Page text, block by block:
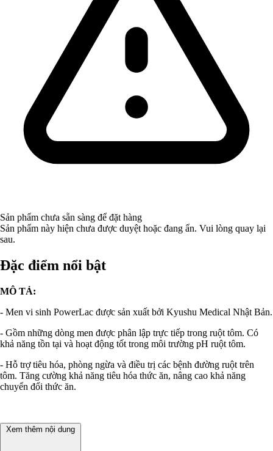
Sản phẩm chưa sẵn sàng để đặt hàng
Sản phẩm này hiện chưa được duyệt hoặc đang ẩn. Vui lòng quay lại
sau.
Đặc điểm nổi bật
MÔ TẢ:
- Men vi sinh PowerLac được sản xuất bởi Kyushu Medical Nhật Bản.
- Gồm những dòng men được phân lập trực tiếp trong ruột tôm. Có
khả năng tồn tại và hoạt động tốt trong môi trường pH ruột tôm.
- Hỗ trợ tiêu hóa, phòng ngừa và điều trị các bệnh đường ruột trên
tôm. Tăng cường khả năng tiêu hóa thức ăn, nâng cao khả năng
chuyển đổi thức ăn.
Xem thêm nội dung